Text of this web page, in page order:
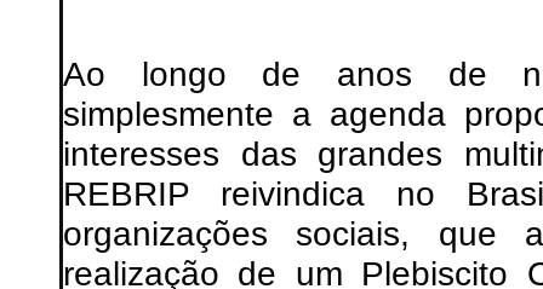
Ao longo de anos de
simplesmente a agenda
interesses das grandes
REBRIP reivindica no
organizações sociais, que
realização de um Plebiscito